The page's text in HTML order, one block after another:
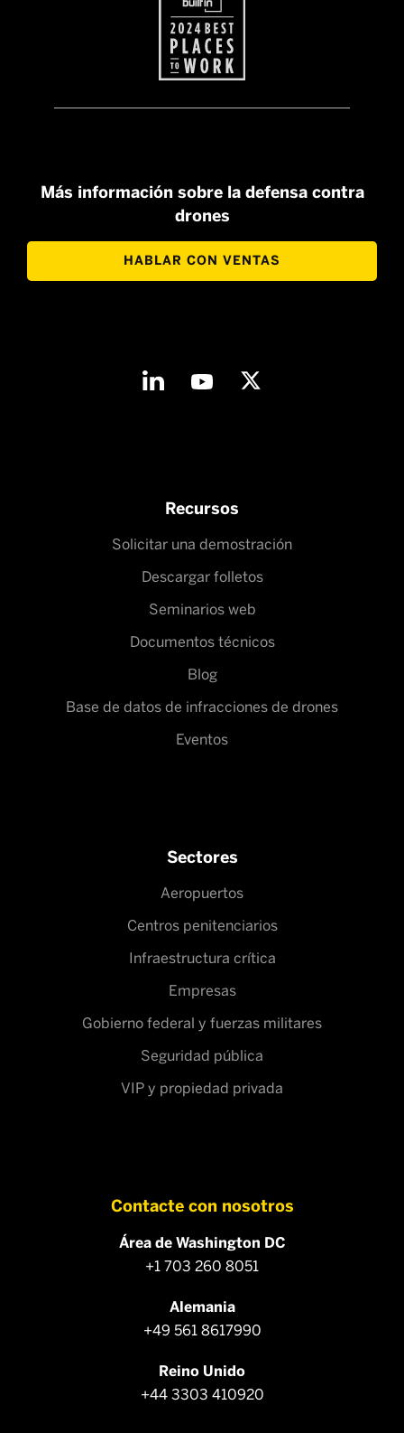
Más información sobre la defensa contra
drones
HABLAR CON VENTAS
Recursos
Solicitar una demostración
Descargar folletos
Seminarios web
Documentos técnicos
Blog
Base de datos de infracciones de drones
Eventos
Sectores
Aeropuertos
Centros penitenciarios
Infraestructura crítica
Empresas
Gobierno federal y fuerzas militares
Seguridad pública
VIP y propiedad privada
Contacte con nosotros
Área de Washington DC
+1 703 260 8051
Alemania
+49 561 8617990
Reino Unido
+44 3303 410920